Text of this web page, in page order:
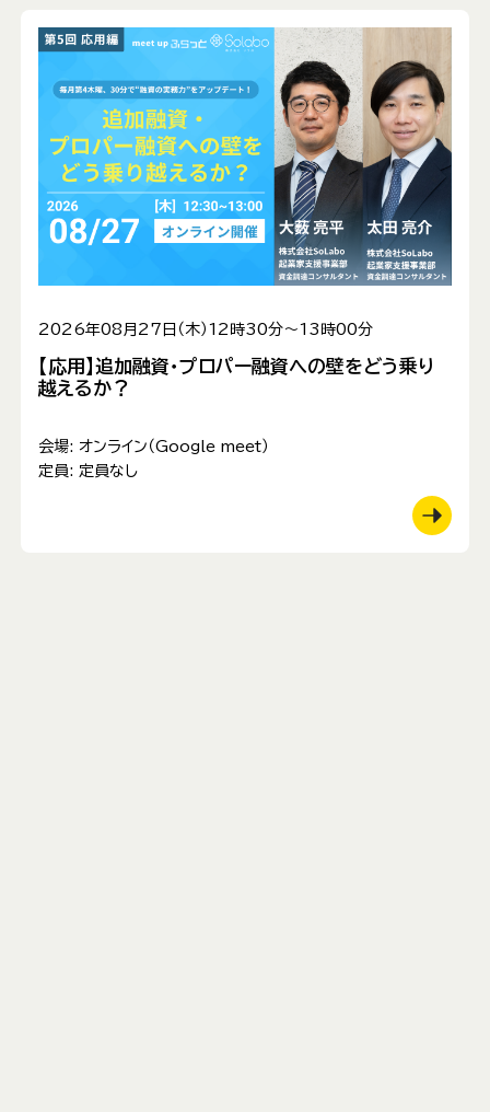
2026年08月27日（木）12時30分～13時00分
【応用】追加融資・プロパー融資への壁をどう乗り
越えるか？
会場: オンライン（Google meet）
定員: 定員なし